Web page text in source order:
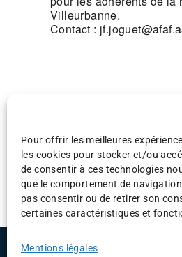
Pour offrir les meilleures
les cookies pour stocker et/ou
de consentir à ces technologies
que le comportement de
pas consentir ou de retirer son
certaines caractéristiques et
Mentions légales
Villeurbanne.
Contact :